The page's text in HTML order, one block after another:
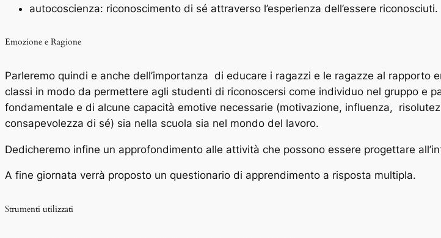
autocoscienza: riconoscimento di sé attraverso l’esperienza dell’essere riconosciuti.
Emozione e Ragione
Parleremo quindi e anche dell’importanza di educare i ragazzi e le ragazze al
classi in modo da permettere agli studenti di riconoscersi come individuo nel gruppo e
fondamentale e di alcune capacità emotive necessarie (motivazione, influenza,
consapevolezza di sé) sia nella scuola sia nel mondo del lavoro.
Dedicheremo infine un approfondimento alle attività che possono essere progettare
A fine giornata verrà proposto un questionario di apprendimento a risposta multipla.
Strumenti utilizzati